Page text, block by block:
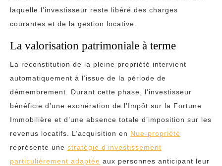
laquelle l’investisseur reste libéré des charges
courantes et de la gestion locative.
La valorisation patrimoniale à terme
La reconstitution de la pleine propriété intervient
automatiquement à l’issue de la période de
démembrement. Durant cette phase, l’investisseur
bénéficie d’une exonération de l’Impôt sur la Fortune
Immobilière et d’une absence totale d’imposition sur les
revenus locatifs. L’acquisition en Nue-propriété
représente une stratégie d’investissement
particulièrement adaptée aux personnes anticipant leur